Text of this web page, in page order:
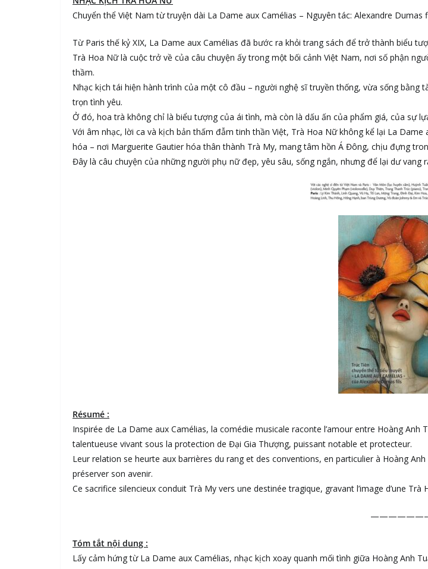
Chuyển thể Việt Nam từ truyện dài La Dame aux Camélias – Nguyên tác: Alexandre Dumas
Từ Paris thế kỷ XIX, La Dame aux Camélias đã bước ra khỏi trang sách để trở thành biểu
Trà Hoa Nữ là cuộc trở về của câu chuyện ấy trong một bối cảnh Việt Nam, nơi số phận
thầm.
Nhạc kịch tái hiện hành trình của một cô đầu – người nghệ sĩ truyền thống, vừa sống
trọn tình yêu.
Ở đó, hoa trà không chỉ là biểu tượng của ái tình, mà còn là dấu ấn của phẩm giá, của sự
Với âm nhạc, lời ca và kịch bản thấm đẫm tinh thần Việt, Trà Hoa Nữ không kể lại La
hóa – nơi Marguerite Gautier hóa thân thành Trà My, mang tâm hồn Á Đông, chịu đựng
Đây là câu chuyện của những người phụ nữ đẹp, yêu sâu, sống ngắn, nhưng để lại dư vang
Résumé :
Inspirée de La Dame aux Camélias, la comédie musicale raconte l’amour entre Hoàng
talentueuse vivant sous la protection de Đại Gia Thượng, puissant notable et protecteur.
Leur relation se heurte aux barrières du rang et des conventions, en particulier à Hoàng
préserver son avenir.
Ce sacrifice silencieux conduit Trà My vers une destinée tragique, gravant l’image d’une
——————–
Tóm tắt nội dung :
Lấy cảm hứng từ La Dame aux Camélias, nhạc kịch xoay quanh mối tình giữa Hoàng Anh